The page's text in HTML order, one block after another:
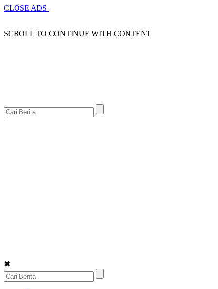
CLOSE ADS
SCROLL TO CONTINUE WITH CONTENT
✖